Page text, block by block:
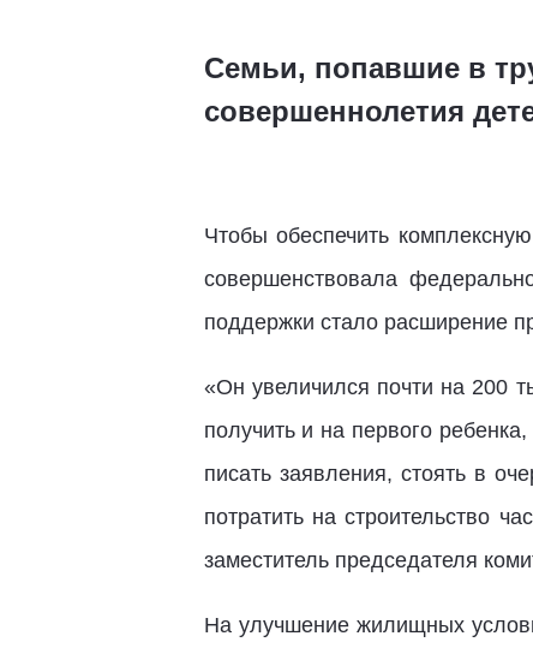
Семьи, попавшие в
совершеннолетия
Чтобы обеспечить
совершенствовала
поддержки стало расширение
«Он увеличился почти на 200
получить и на первого
писать заявления, стоять в
потратить на строительство
заместитель председателя
На улучшение жилищных